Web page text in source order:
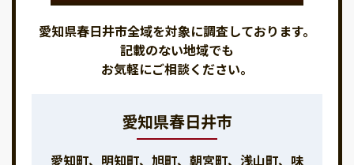
愛知県春日井市全域を対象に調査しております。
記載のない地域でも
お気軽にご相談ください。
愛知県春日井市
愛知町、明知町、旭町、朝宮町、浅山町、味